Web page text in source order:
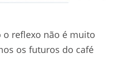
o reflexo não é muito
os futuros do café